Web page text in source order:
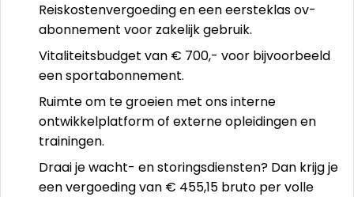
Reiskostenvergoeding en een eersteklas ov-
abonnement voor zakelijk gebruik.
Vitaliteitsbudget van € 700,- voor bijvoorbeeld
een sportabonnement.
Ruimte om te groeien met ons interne
ontwikkelplatform of externe opleidingen en
trainingen.
Draai je wacht- en storingsdiensten? Dan krijg je
een vergoeding van € 455,15 bruto per volle